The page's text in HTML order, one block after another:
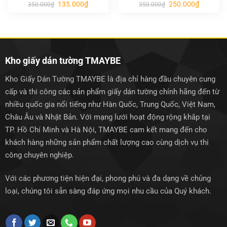
350.000₫ Giá
gốc
135.000₫Giá
hiện
350.000₫ Giá
gốc
250.000₫Giá
hiện
Kho giấy dán tường TMAYBE
Kho Giấy Dán Tường TMAYBE là địa chỉ hàng đầu chuyên cung
cấp và thi công các sản phẩm giấy dán tường chính hãng đến từ
nhiều quốc gia nổi tiếng như Hàn Quốc, Trung Quốc, Việt Nam,
Châu Âu và Nhật Bản. Với mạng lưới hoạt động rộng khắp tại
TP. Hồ Chí Minh và Hà Nội, TMAYBE cam kết mang đến cho
khách hàng những sản phẩm chất lượng cao cùng dịch vụ thi
công chuyên nghiệp.
Với các phương tiện hiện đại, phong phú và đa dạng về chủng
loại, chúng tôi sẵn sàng đáp ứng mọi nhu cầu của Quý khách.